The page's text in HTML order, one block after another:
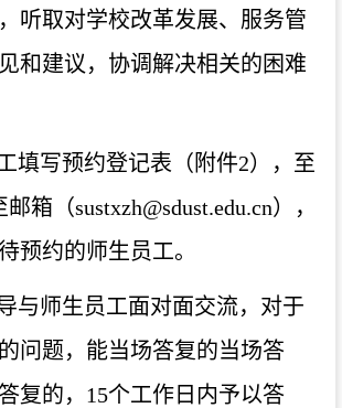
听取对学校改革发展、服务管
和建议，协调解决相关的困难
填写预约登记表（附件2），至
箱（sustxzh@sdust.edu.cn），
预约的师生员工。
与师生员工面对面交流，对于
问题，能当场答复的当场答
复的，15个工作日内予以答